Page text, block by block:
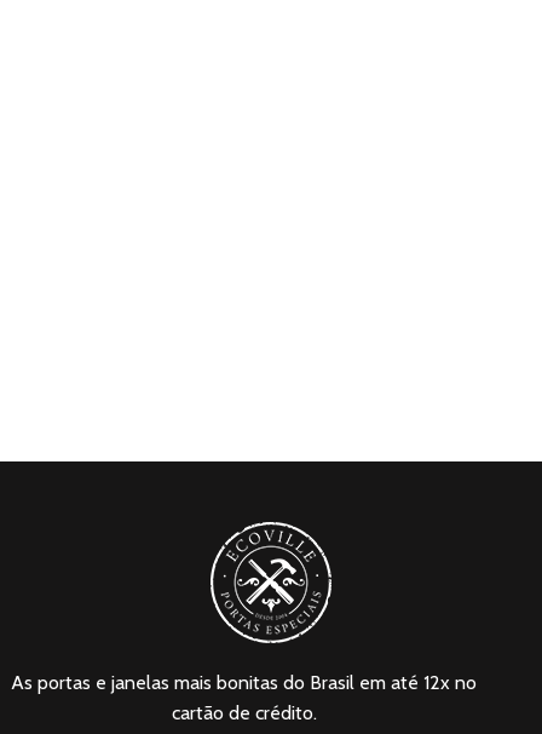
As portas e janelas mais bonitas do Brasil em até 12x no
cartão de crédito.